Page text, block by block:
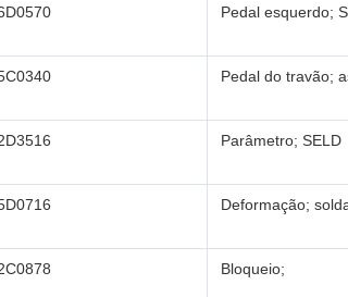
Pedal esquerdo;
Pedal do travão;
Parâmetro; SELD
Deformação;
Bloqueio;